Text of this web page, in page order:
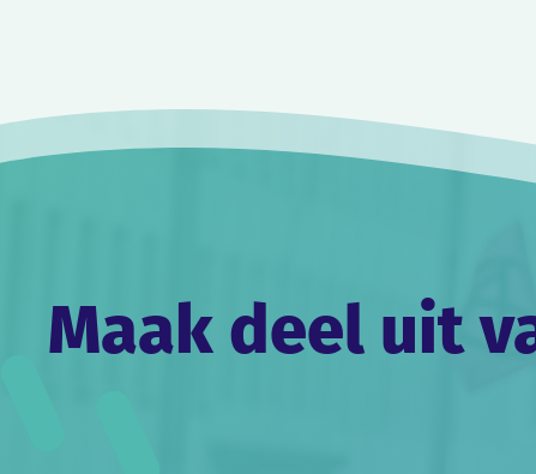
Maak deel uit